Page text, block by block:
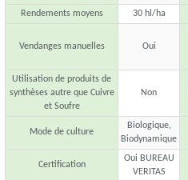
Rendements moyens
30 hl/ha
Vendanges manuelles Oui
Utilisation de produits de
synthèses autre que Cuivre
et Soufre
Non
Mode de culture
Biologique,
Biodynamique
Certification
Oui BUREAU
VERITAS